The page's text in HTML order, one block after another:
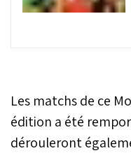
Les matchs de ce
édition a été
dérouleront